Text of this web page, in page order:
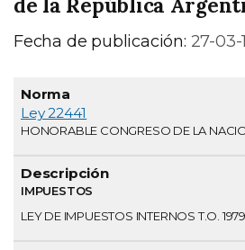
Fecha de publicación: 27-03-
Normativa
Ley 22441
HONORABLE CONGRESO DE LA
IMPUESTOS
LEY DE IMPUESTOS INTERNOS T.O. 1979